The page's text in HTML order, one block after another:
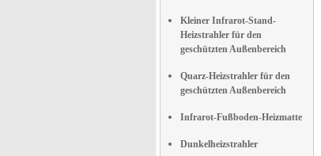
Kleiner Infrarot-Stand-
Heizstrahler für den
geschützten Außenbereich
Quarz-Heizstrahler für den
geschützten Außenbereich
Infrarot-Fußboden-Heizmatte
Dunkelheizstrahler